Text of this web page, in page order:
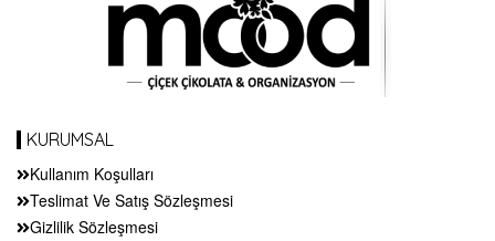
KURUMSAL
Kullanım Koşulları
Teslimat Ve Satış Sözleşmesi
Gizlilik Sözleşmesi